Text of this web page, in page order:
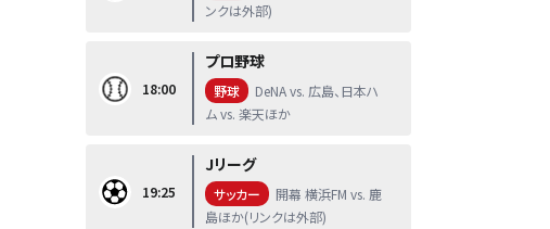
ンクは外部)
18:00
プロ野球
野球
DeNA vs. 広島、日本ハ
ム vs. 楽天ほか
19:25
Jリーグ
サッカー
開幕 横浜FM vs. 鹿
島ほか(リンクは外部)